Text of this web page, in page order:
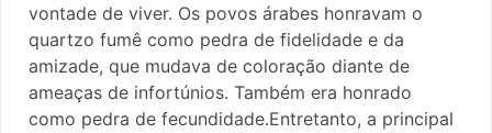
vontade de viver. Os povos árabes honravam o
quartzo fumê como pedra de fidelidade e da
amizade, que mudava de coloração diante de
ameaças de infortúnios. Também era honrado
como pedra de fecundidade.Entretanto, a principal